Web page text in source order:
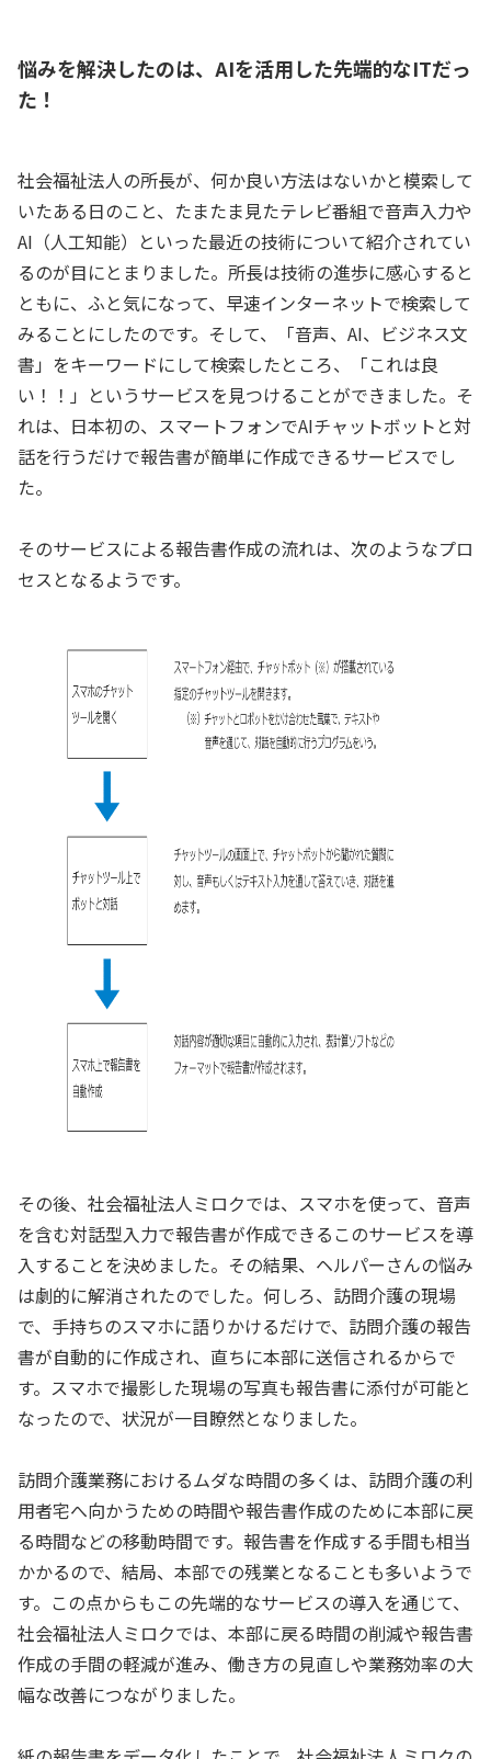
悩みを解決したのは、AIを活用した先端的なITだっ
た！
社会福祉法人の所長が、何か良い方法はないかと模索して
いたある日のこと、たまたま見たテレビ番組で音声入力や
AI（人工知能）といった最近の技術について紹介されてい
るのが目にとまりました。所長は技術の進歩に感心すると
ともに、ふと気になって、早速インターネットで検索して
みることにしたのです。そして、「音声、AI、ビジネス文
書」をキーワードにして検索したところ、「これは良
い！！」というサービスを見つけることができました。そ
れは、日本初の、スマートフォンでAIチャットボットと対
話を行うだけで報告書が簡単に作成できるサービスでし
た。
そのサービスによる報告書作成の流れは、次のようなプロ
セスとなるようです。
その後、社会福祉法人ミロクでは、スマホを使って、音声
を含む対話型入力で報告書が作成できるこのサービスを導
入することを決めました。その結果、ヘルパーさんの悩み
は劇的に解消されたのでした。何しろ、訪問介護の現場
で、手持ちのスマホに語りかけるだけで、訪問介護の報告
書が自動的に作成され、直ちに本部に送信されるからで
す。スマホで撮影した現場の写真も報告書に添付が可能と
なったので、状況が一目瞭然となりました。
訪問介護業務におけるムダな時間の多くは、訪問介護の利
用者宅へ向かうための時間や報告書作成のために本部に戻
る時間などの移動時間です。報告書を作成する手間も相当
かかるので、結局、本部での残業となることも多いようで
す。この点からもこの先端的なサービスの導入を通じて、
社会福祉法人ミロクでは、本部に戻る時間の削減や報告書
作成の手間の軽減が進み、働き方の見直しや業務効率の大
幅な改善につながりました。